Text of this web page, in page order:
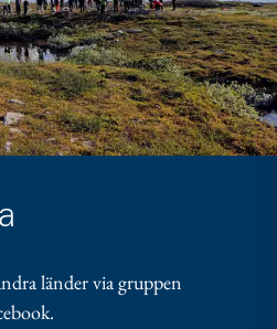
länder via gruppen